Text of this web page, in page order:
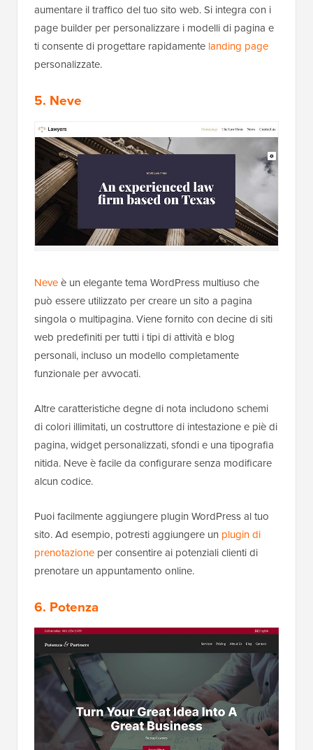
aumentare il traffico del tuo sito web. Si integra con i
page builder per personalizzare i modelli di pagina e
ti consente di progettare rapidamente landing page
personalizzate.
5. Neve
Neveè un elegante tema WordPress multiuso che
può essere utilizzato per creare un sito a pagina
singola o multipagina. Viene fornito con decine di siti
web predefiniti per tutti i tipi di attività e blog
personali, incluso un modello completamente
funzionale per avvocati.
Altre caratteristiche degne di nota includono schemi
di colori illimitati, un costruttore di intestazione e piè di
pagina, widget personalizzati, sfondi e una tipografia
nitida. Neve è facile da configurare senza modificare
alcun codice.
Puoi facilmente aggiungere plugin WordPress al tuo
sito. Ad esempio, potresti aggiungere un plugin di
prenotazione per consentire ai potenziali clienti di
prenotare un appuntamento online.
6. Potenza